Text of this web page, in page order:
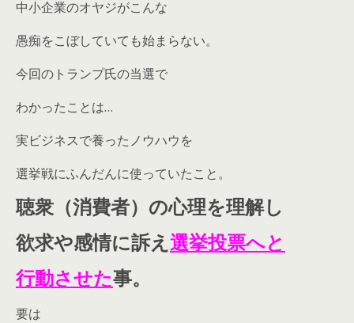
中小企業のオヤジがこんな
愚痴をこぼしていても始まらない。
今回のトランプ氏の当選で
わかったことは…
実ビジネスで養ったノウハウを
選挙戦にふんだんに使っていたこと。
聴衆（消費者）の心理を理解し
欲求や感情に訴え 選挙投票へと
行動させた事。
要は